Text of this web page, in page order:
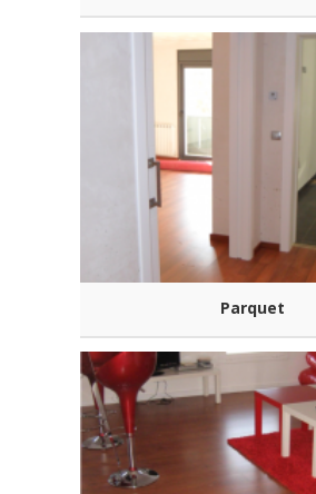
Parquet